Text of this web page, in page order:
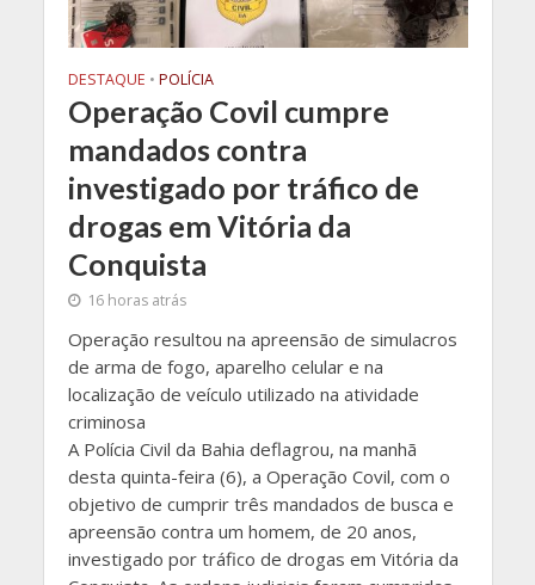
DESTAQUE • POLÍCIA
Operação Covil cumpre
mandados contra
investigado por tráfico de
drogas em Vitória da
Conquista
16 horas atrás
Operação resultou na apreensão de simulacros
de arma de fogo, aparelho celular e na
localização de veículo utilizado na atividade
criminosa
A Polícia Civil da Bahia deflagrou, na manhã
desta quinta-feira (6), a Operação Covil, com o
objetivo de cumprir três mandados de busca e
apreensão contra um homem, de 20 anos,
investigado por tráfico de drogas em Vitória da